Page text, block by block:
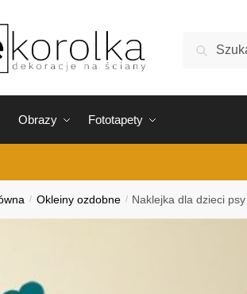
Szukaj
Obrazy Fototapety
/ Okleiny ozdobne / Naklejka dla dzieci psy